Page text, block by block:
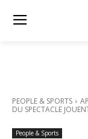
PEOPLE & SPORTS
DU SPECTACLE
People & Sports